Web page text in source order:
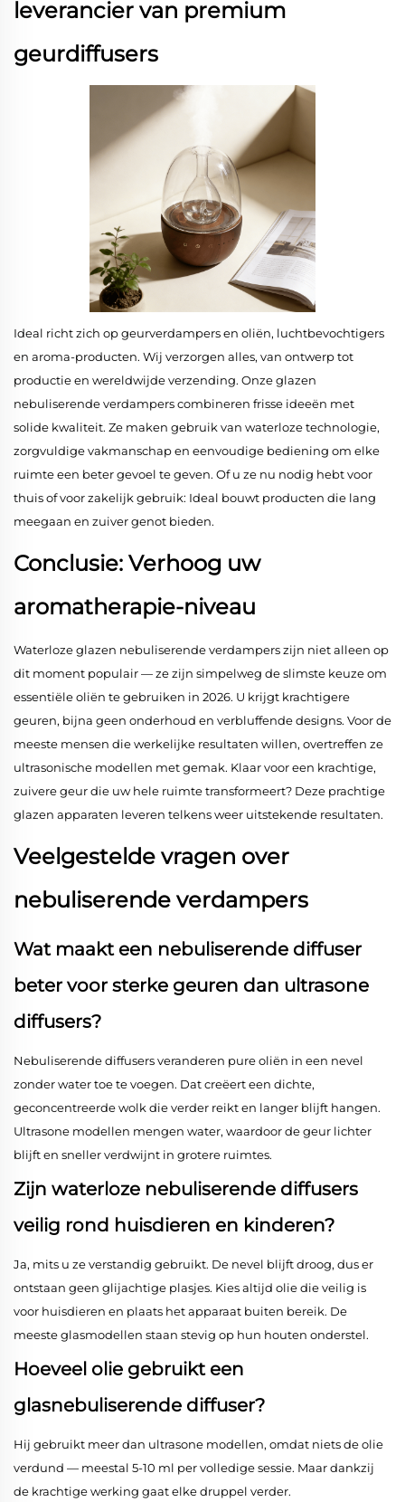
leverancier van premium
geurdiffusers
Ideal richt zich op geurverdampers en oliën, luchtbevochtigers
en aroma-producten. Wij verzorgen alles, van ontwerp tot
productie en wereldwijde verzending. Onze glazen
nebuliserende verdampers combineren frisse ideeën met
solide kwaliteit. Ze maken gebruik van waterloze technologie,
zorgvuldige vakmanschap en eenvoudige bediening om elke
ruimte een beter gevoel te geven. Of u ze nu nodig hebt voor
thuis of voor zakelijk gebruik: Ideal bouwt producten die lang
meegaan en zuiver genot bieden.
Conclusie: Verhoog uw
aromatherapie-niveau
Waterloze glazen nebuliserende verdampers zijn niet alleen op
dit moment populair — ze zijn simpelweg de slimste keuze om
essentiële oliën te gebruiken in 2026. U krijgt krachtigere
geuren, bijna geen onderhoud en verbluffende designs. Voor de
meeste mensen die werkelijke resultaten willen, overtreffen ze
ultrasonische modellen met gemak. Klaar voor een krachtige,
zuivere geur die uw hele ruimte transformeert? Deze prachtige
glazen apparaten leveren telkens weer uitstekende resultaten.
Veelgestelde vragen over
nebuliserende verdampers
Wat maakt een nebuliserende diffuser
beter voor sterke geuren dan ultrasone
diffusers?
Nebuliserende diffusers veranderen pure oliën in een nevel
zonder water toe te voegen. Dat creëert een dichte,
geconcentreerde wolk die verder reikt en langer blijft hangen.
Ultrasone modellen mengen water, waardoor de geur lichter
blijft en sneller verdwijnt in grotere ruimtes.
Zijn waterloze nebuliserende diffusers
veilig rond huisdieren en kinderen?
Ja, mits u ze verstandig gebruikt. De nevel blijft droog, dus er
ontstaan geen glijachtige plasjes. Kies altijd olie die veilig is
voor huisdieren en plaats het apparaat buiten bereik. De
meeste glasmodellen staan stevig op hun houten onderstel.
Hoeveel olie gebruikt een
glasnebuliserende diffuser?
Hij gebruikt meer dan ultrasone modellen, omdat niets de olie
verdund — meestal 5-10 ml per volledige sessie. Maar dankzij
de krachtige werking gaat elke druppel verder.